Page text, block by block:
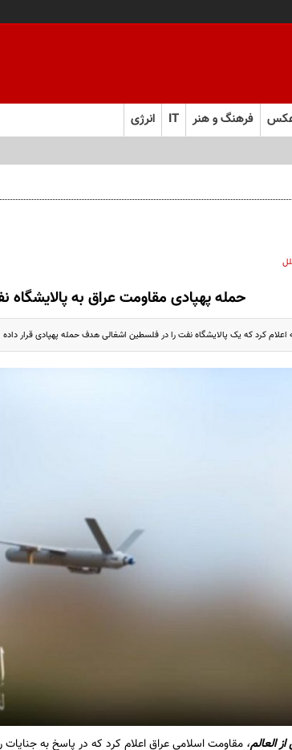
فرهنگ و هنر IT انرژی
حمله پهپادی مقاومت عراق به پالایشگاه
اعلام کرد که یک پالایشگاه نفت را در فلسطین اشغالی هدف حمله پهپادی قرار
العالم، مقاومت اسلامی عراق اعلام کرد که در پاسخ به جنایات